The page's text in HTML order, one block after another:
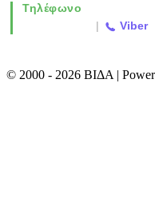
Τηλέφωνο
| Viber
© 2000 - 2026 ΒΙΔΑ |